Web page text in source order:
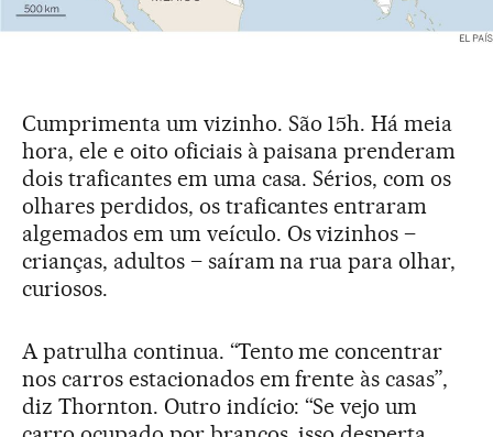
Cumprimenta um vizinho. São 15h. Há meia
hora, ele e oito oficiais à paisana prenderam
dois traficantes em uma casa. Sérios, com os
olhares perdidos, os traficantes entraram
algemados em um veículo. Os vizinhos –
crianças, adultos – saíram na rua para olhar,
curiosos.
A patrulha continua. “Tento me concentrar
nos carros estacionados em frente às casas”,
diz Thornton. Outro indício: “Se vejo um